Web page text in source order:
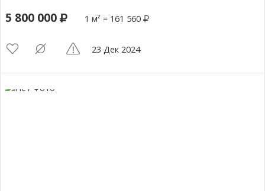
5 800 000 1 м² = 161 560
23 Дек 2024